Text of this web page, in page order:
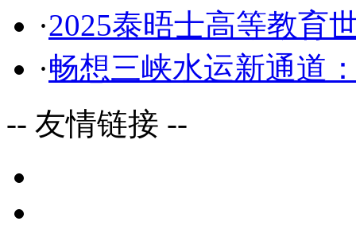
·2025泰晤士高等教育
·畅想三峡水运新通道
-- 友情链接 --